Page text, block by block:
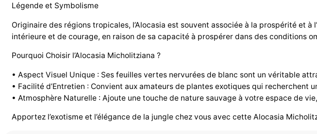
Légende et Symbolisme
Originaire des régions tropicales, l’Alocasia est souvent associée à la prospérité et
intérieure et de courage, en raison de sa capacité à prospérer dans des conditions
Pourquoi Choisir l’Alocasia Micholitziana ?
• Aspect Visuel Unique : Ses feuilles vertes nervurées de blanc sont un véritable
• Facilité d’Entretien : Convient aux amateurs de plantes exotiques qui recherchent
• Atmosphère Naturelle : Ajoute une touche de nature sauvage à votre espace de
Apportez l’exotisme et l’élégance de la jungle chez vous avec cette Alocasia